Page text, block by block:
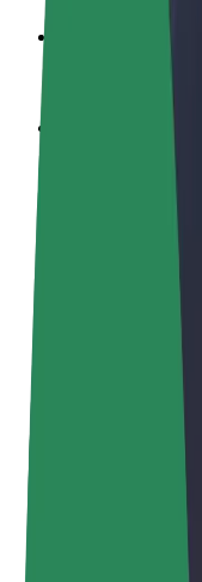
Piegādā ēdienu
Sasniedz vairāk
Reģistrējies kā
Pievieno savu
Tavam